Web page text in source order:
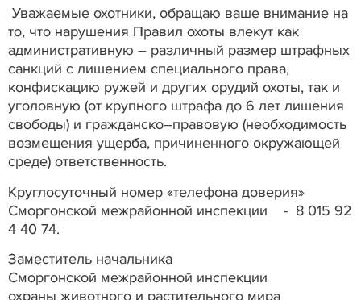
Уважаемые охотники, обращаю ваше внимание на
то, что нарушения Правил охоты влекут как
административную – различный размер штрафных
санкций с лишением специального права,
конфискацию ружей и других орудий охоты, так и
уголовную (от крупного штрафа до 6 лет лишения
свободы) и гражданско–правовую (необходимость
возмещения ущерба, причиненного окружающей
среде) ответственность.
Круглосуточный номер «телефона доверия»
Сморгонской межрайонной инспекции - 8 015 92
4 40 74.
Заместитель начальника
Сморгонской межрайонной инспекции
охраны животного и растительного мира